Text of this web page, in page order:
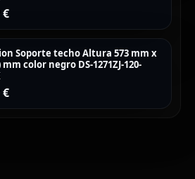
€
Soporte techo Altura 573 mm x
mm color negro DS-1271ZJ-120-
€